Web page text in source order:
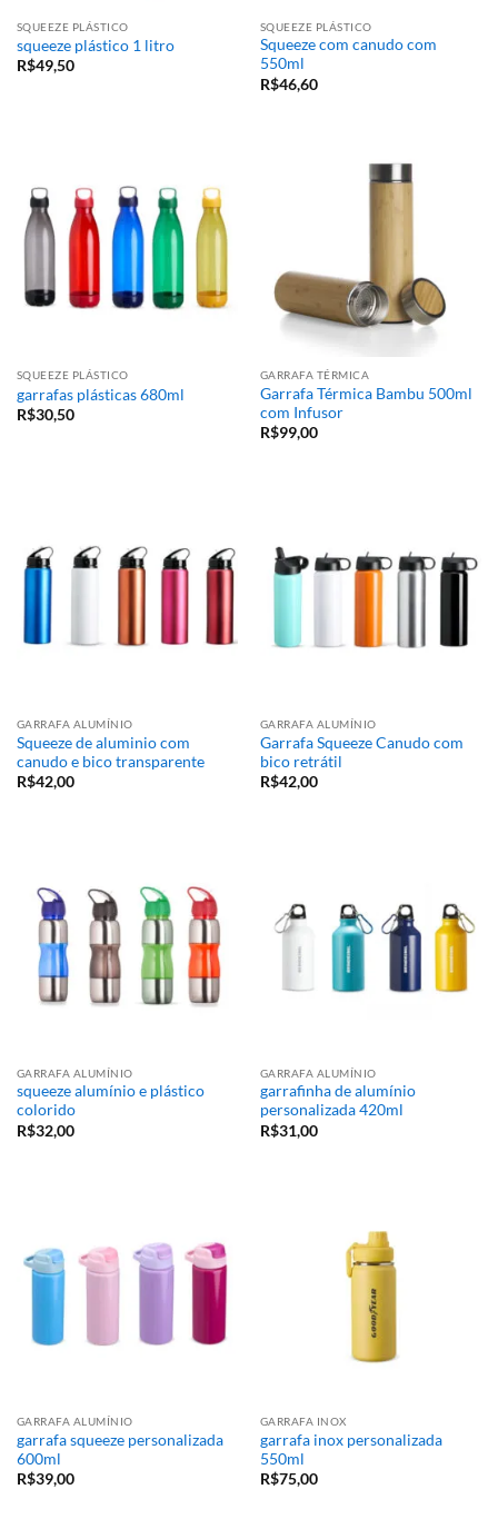
SQUEEZE PLÁSTICO
squeeze plástico 1 litro
R$49,50
SQUEEZE PLÁSTICO
Squeeze com canudo com
550ml
R$46,60
SQUEEZE PLÁSTICO
garrafas plásticas 680ml
R$30,50
GARRAFA TÉRMICA
Garrafa Térmica Bambu 500ml
com Infusor
R$99,00
GARRAFA ALUMÍNIO
Squeeze de aluminio com
canudo e bico transparente
R$42,00
GARRAFA ALUMÍNIO
Garrafa Squeeze Canudo com
bico retrátil
R$42,00
GARRAFA ALUMÍNIO
squeeze alumínio e plástico
colorido
R$32,00
GARRAFA ALUMÍNIO
garrafinha de alumínio
personalizada 420ml
R$31,00
GARRAFA ALUMÍNIO
garrafa squeeze personalizada
600ml
R$39,00
GARRAFA INOX
garrafa inox personalizada
550ml
R$75,00